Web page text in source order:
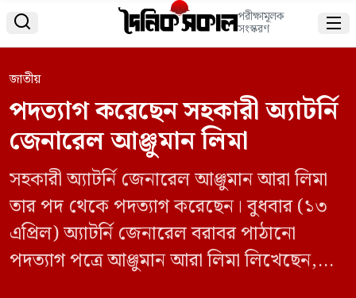
 পরীক্ষামূলক
সংস্করণ 
জাতীয়
পদত্যাগ করেছেন সহকারী অ্যাটর্নি
জেনারেল আঞ্জুমান লিমা
সহকারী অ্যাটর্নি জেনারেল আঞ্জুমান আরা লিমা
তার পদ থেকে পদত্যাগ করেছেন। বুধবার (১৩
এপ্রিল) অ্যাটর্নি জেনারেল বরাবর পাঠানো
পদত্যাগ পত্রে আঞ্জুমান আরা লিমা লিখেছেন,